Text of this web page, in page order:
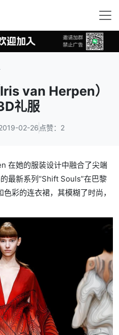
van Herpen）
礼服
02-26 点赞：2
在她的服装设计中融合了尖端
最新系列“Shift Souls”在巴黎
彩的连衣裙，其模糊了时尚，